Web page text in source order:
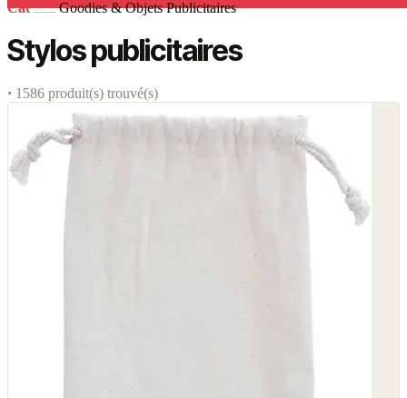
Cat Goodies & Objets Publicitaires
Stylos publicitaires
· 1586 produit(s) trouvé(s)